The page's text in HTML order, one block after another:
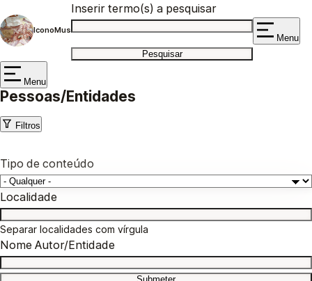
IconoMus
Inserir termo(s) a pesquisar
Menu
Menu
Pessoas/Entidades
Filtros
Tipo de conteúdo
Localidade
Separar localidades com vírgula
Nome Autor/Entidade